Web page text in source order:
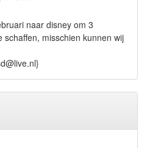
naar disney om 3
schaffen, misschien kunnen wij